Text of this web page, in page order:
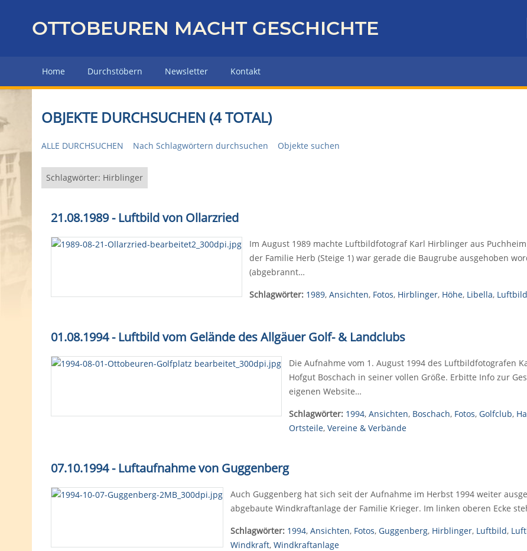
z
r
H
u
p
e
OTTOBEUREN MACHT GESCHICHTE
Home Durchstöbern Newsletter Kontakt
OBJEKTE DURCHSUCHEN (4 TOTAL)
ALLE DURCHSUCHEN Nach Schlagwörtern durchsuchen Objekte suchen
Schlagwörter: Hirblinger
21.08.1989 - Luftbild von Ollarzried
Im August 1989 machte Luftbildfotograf Karl Hirblinger aus
der Familie Herb (Steige 1) war gerade die Baugrube ausgehoben
(abgebrannt…
Schlagwörter: 1989, Ansichten, Fotos, Hirblinger, Höhe, Libella, Luftbild
01.08.1994 - Luftbild vom Gelände des Allgäuer Golf- & Landclubs
Die Aufnahme vom 1. August 1994 des Luftbildfotografen
Hofgut Boschach in seiner vollen Größe. Erbitte Info zur
eigenen Website…
Schlagwörter: 1994, Ansichten, Boschach, Fotos, Golfclub,
Ortsteile, Vereine & Verbände
07.10.1994 - Luftaufnahme von Guggenberg
Auch Guggenberg hat sich seit der Aufnahme im Herbst 1994 weiter
abgebaute Windkraftanlage der Familie Krieger. Im linken oberen Ecke
Schlagwörter: 1994, Ansichten, Fotos, Guggenberg, Hirblinger, Luftbild,
Windkraft, Windkraftanlage